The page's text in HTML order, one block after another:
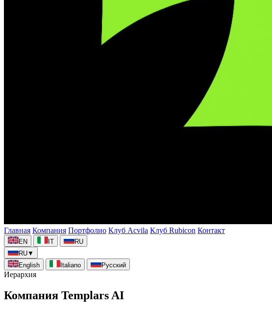
Главная Компания Портфолио Клуб Acvila Клуб Rubicon Контакт
EN IT
RU
RU▼
English
Italiano Русский
Иерархия
Компания Templars AI